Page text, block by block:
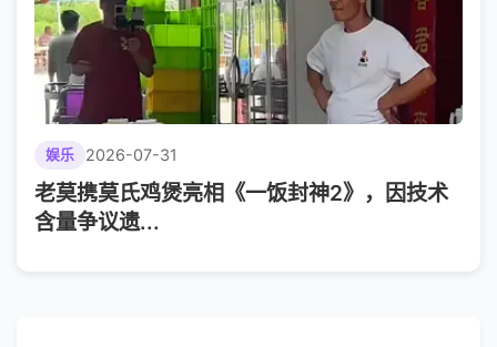
娱乐 2026-07-31
老莫携莫氏鸡煲亮相《一饭封神2》，因技术
含量争议遗...